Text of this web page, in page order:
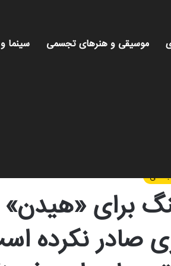
موسیقی و هنرهای تجسمی سینما و
برای
صادر نکرده